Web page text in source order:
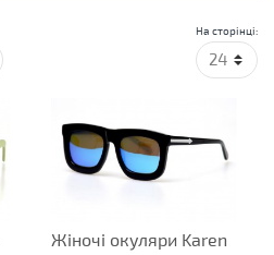
На сторінці:
Жіночі окуляри Karen